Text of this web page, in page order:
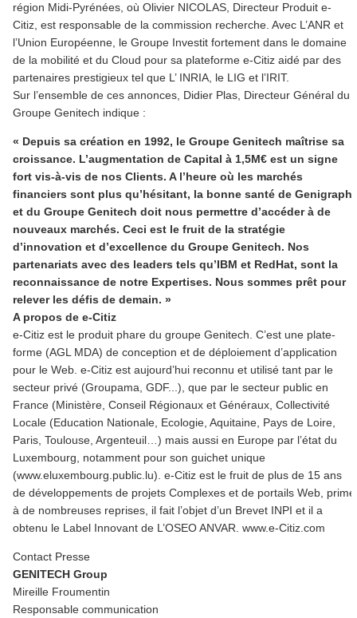
région Midi-Pyrénées, où Olivier NICOLAS, Directeur Produit e-
Citiz, est responsable de la commission recherche. Avec L’ANR et
l’Union Européenne, le Groupe Investit fortement dans le domaine
de la mobilité et du Cloud pour sa plateforme e-Citiz aidé par des
partenaires prestigieux tel que L’ INRIA, le LIG et l’IRIT.
Sur l’ensemble de ces annonces, Didier Plas, Directeur Général du
Groupe Genitech indique :
« Depuis sa création en 1992, le Groupe Genitech maîtrise sa
croissance. L’augmentation de Capital à 1,5M€ est un signe
fort vis-à-vis de nos Clients. A l’heure où les marchés
financiers sont plus qu’hésitant, la bonne santé de Genigraph
et du Groupe Genitech doit nous permettre d’accéder à de
nouveaux marchés. Ceci est le fruit de la stratégie
d’innovation et d’excellence du Groupe Genitech. Nos
partenariats avec des leaders tels qu’IBM et RedHat, sont la
reconnaissance de notre Expertises. Nous sommes prêt pour
relever les défis de demain. »
A propos de e-Citiz
e-Citiz est le produit phare du groupe Genitech. C’est une plate-
forme (AGL MDA) de conception et de déploiement d’application
pour le Web. e-Citiz est aujourd’hui reconnu et utilisé tant par le
secteur privé (Groupama, GDF...), que par le secteur public en
France (Ministère, Conseil Régionaux et Généraux, Collectivité
Locale (Education Nationale, Ecologie, Aquitaine, Pays de Loire,
Paris, Toulouse, Argenteuil…) mais aussi en Europe par l’état du
Luxembourg, notamment pour son guichet unique
(www.eluxembourg.public.lu). e-Citiz est le fruit de plus de 15 ans
de développements de projets Complexes et de portails Web, primé
à de nombreuses reprises, il fait l’objet d’un Brevet INPI et il a
obtenu le Label Innovant de L’OSEO ANVAR. www.e-Citiz.com
Contact Presse
GENITECH Group
Mireille Froumentin
Responsable communication